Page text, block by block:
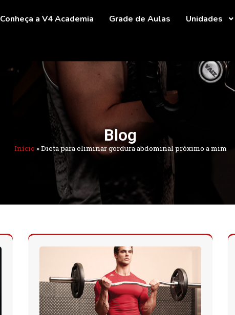
Conheça a V4 Academia Grade de Aulas Unidades
Blog
Início »Dieta para eliminar gordura abdominal próximo a mim